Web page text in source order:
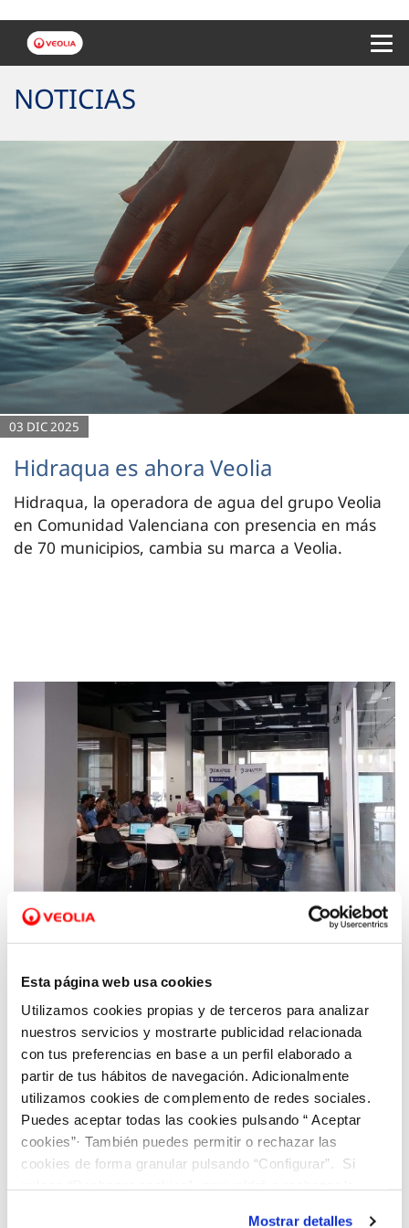
Esta página web usa cookies
Utilizamos cookies propias y de terceros para analizar
nuestros servicios y mostrarte publicidad relacionada
con tus preferencias en base a un perfil elaborado a
partir de tus hábitos de navegación. Adicionalmente
utilizamos cookies de complemento de redes sociales.
Puedes aceptar todas las cookies pulsando “ Aceptar
cookies”· También puedes permitir o rechazar las
cookies de forma granular pulsando “Configurar”. Si
Mostrar detalles
NOTICIAS
03 DIC 2025
Hidraqua es ahora Veolia
Hidraqua, la operadora de agua del grupo Veolia
en Comunidad Valenciana con presencia en más
de 70 municipios, cambia su marca a Veolia.
22 JUN 2021
España que compiten por ser la mejor idea
para combatir el cambio climático